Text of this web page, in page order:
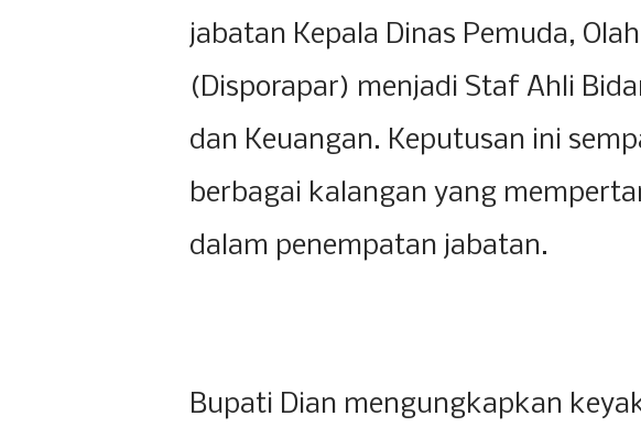
jabatan Kepala Dinas Pemuda,
(Disporapar) menjadi Staf Ahli
dan Keuangan. Keputusan ini
berbagai kalangan yang
dalam penempatan jabatan.
Bupati Dian mengungkapkan